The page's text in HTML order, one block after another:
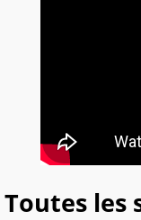
Toutes les